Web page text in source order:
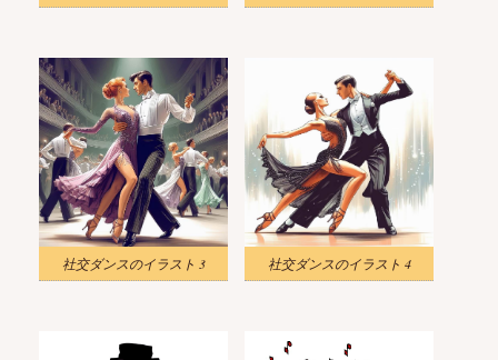
社交ダンスのイラスト 3 社交ダンスのイラスト 4